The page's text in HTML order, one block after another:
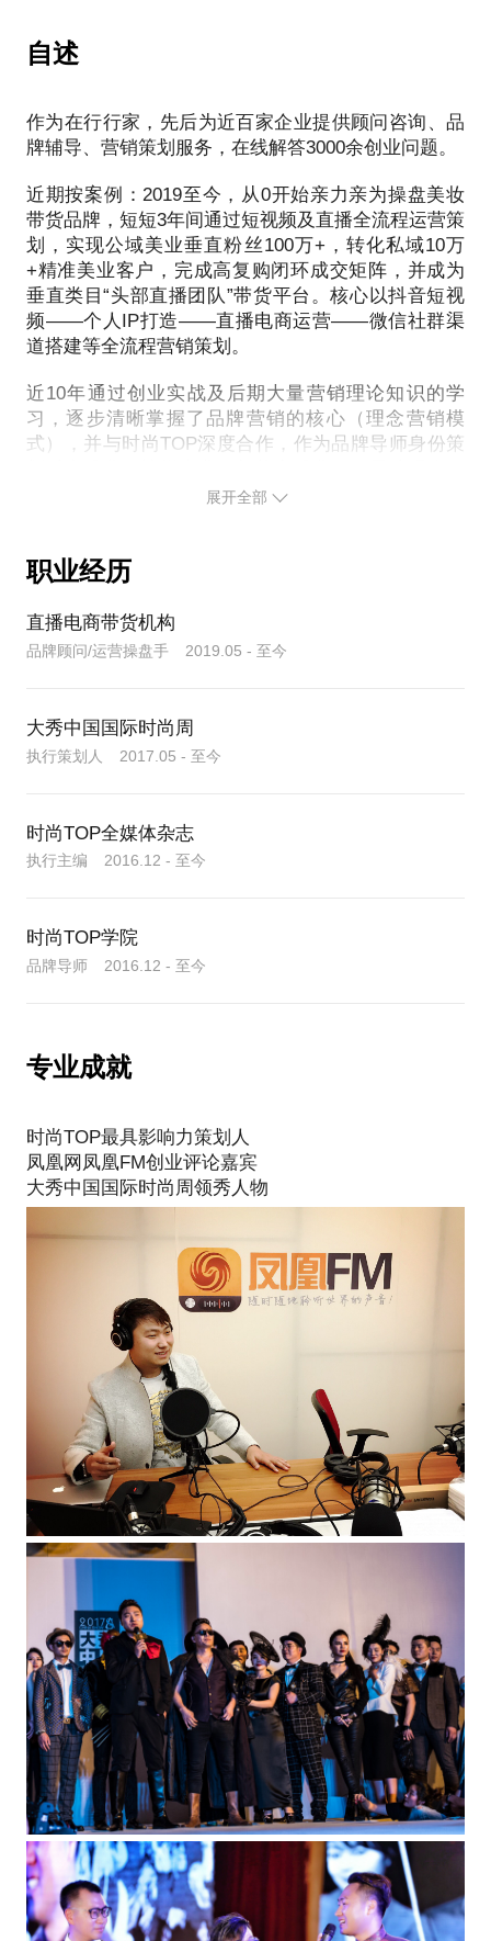
本人多年陪跑企业核心团队，看过数十家企业拿到结
果又以各种“姿势”走向衰败。这些实战经验可以帮到
面临职场选择、创业抉择的你。
作为在行营销行家。先后为400余家企业提供咨询、
策划服务，在线解答3000多个关于就业创业问题。
咨询前请准备好您的问题，我会在有限时间内，尽可
现公域美业垂直粉丝100万+，转化私域10万+精准美
业客户，完成高复购闭环成交矩阵，并成为垂直类
个人IP打造——直播电商运营——微信社群渠道搭建
等全流程营销策划。
如今存在很多不确定因素的商业环境下，我们共同面
临品牌营销模式转型升级，尤其中小微创业者，很难
搞清传统品牌与电商品牌的关系，销售与营销的逻
辑，尤其当下最热的直播带货模式及背后的商业策略
概念。
队架构等方面帮到您，为在有限的时间完成答疑解
自述
作为在行行家，先后为近百家企业提供顾问咨询、品
牌辅导、营销策划服务，在线解答3000余创业问题。
近期按案例：2019至今，从0开始亲力亲为操盘美妆
带货品牌，短短3年间通过短视频及直播全流程运营策
划，实现公域美业垂直粉丝100万+，转化私域10万
+精准美业客户，完成高复购闭环成交矩阵，并成为
垂直类目“头部直播团队”带货平台。核心以抖音短视
频——个人IP打造——直播电商运营——微信社群渠
道搭建等全流程营销策划。
近10年通过创业实战及后期大量营销理论知识的学
习，逐步清晰掌握了品牌营销的核心（理念营销模
式），并与时尚TOP深度合作，作为品牌导师身份策
大秀中国、大漠音乐节等品牌影响力活动。极大地提
展开全部
职业经历
直播电商带货机构
品牌顾问/运营操盘手 2019.05 - 至今
大秀中国国际时尚周
执行策划人 2017.05 - 至今
时尚TOP全媒体杂志
执行主编 2016.12 - 至今
时尚TOP学院
品牌导师 2016.12 - 至今
专业成就
时尚TOP最具影响力策划人
凤凰网凤凰FM创业评论嘉宾